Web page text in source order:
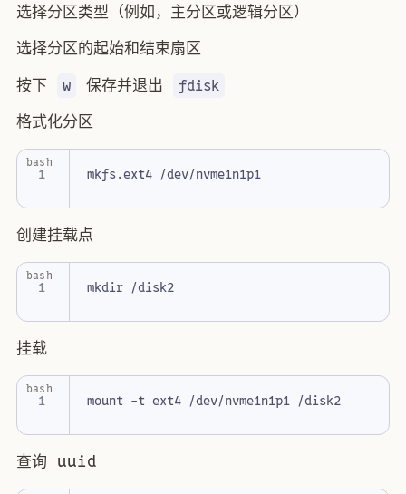
选择分区类型（例如，主分区或逻辑分区）
选择分区的起始和结束扇区
按下
w 保存并退出 fdisk
格式化分区
1
bash
创建挂载点
1
bash
挂载
1
bash
查询 uuid